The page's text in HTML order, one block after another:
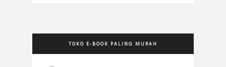
TOKO E-BOOK PALING MURAH